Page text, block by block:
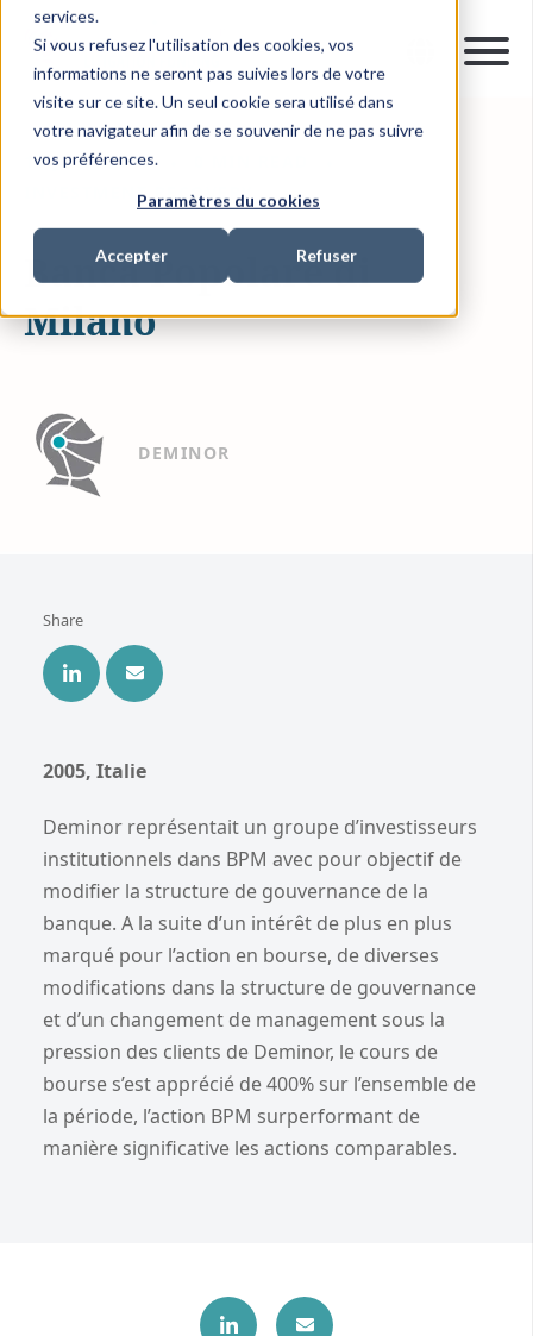
services.
Si vous refusez l'utilisation des cookies, vos
informations ne seront pas suivies lors de votre
visite sur ce site. Un seul cookie sera utilisé dans
votre navigateur afin de se souvenir de ne pas suivre
vos préférences.
Paramètres du cookies
Accepter Refuser
10 JUIL. 2019
INVESTMENT RECOVERY
Banca Popolare di
Milano
DEMINOR
Share
2005, Italie
Deminor représentait un groupe d’investisseurs
institutionnels dans BPM avec pour objectif de
modifier la structure de gouvernance de la
banque. A la suite d’un intérêt de plus en plus
marqué pour l’action en bourse, de diverses
modifications dans la structure de gouvernance
et d’un changement de management sous la
pression des clients de Deminor, le cours de
bourse s’est apprécié de 400% sur l’ensemble de
la période, l’action BPM surperformant de
manière significative les actions comparables.